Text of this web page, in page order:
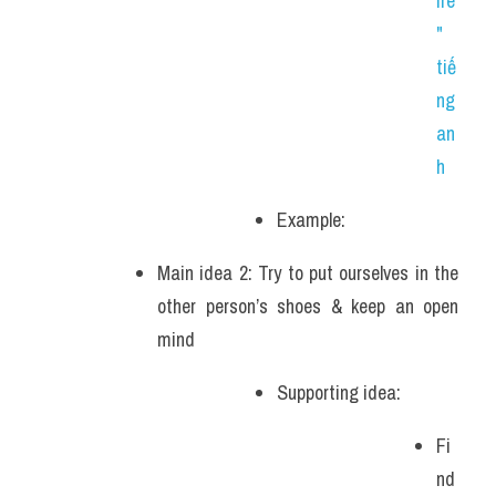
"
tiế
ng
an
h
Example:
Main idea 2: Try to put ourselves in the
other person’s shoes & keep an open
mind
Supporting idea:
Fi
nd